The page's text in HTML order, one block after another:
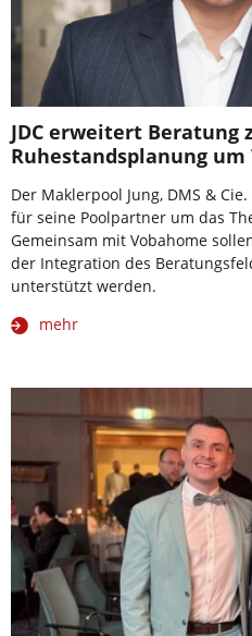
JDC erweitert Beratung
Ruhestandsplanung um
Der Maklerpool Jung, DMS &
für seine Poolpartner um das
Gemeinsam mit Vobahome
der Integration des
unterstützt werden.
mehr